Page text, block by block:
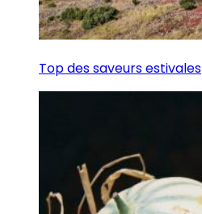
Top des saveurs estivales